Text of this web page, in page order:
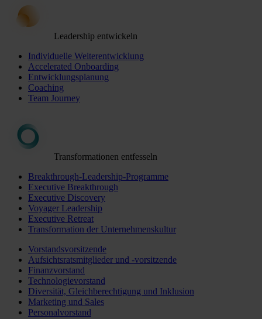
Leadership entwickeln
Individuelle Weiterentwicklung
Accelerated Onboarding
Entwicklungsplanung
Coaching
Team Journey
Transformationen entfesseln
Breakthrough-Leadership-Programme
Executive Breakthrough
Executive Discovery
Voyager Leadership
Executive Retreat
Transformation der Unternehmenskultur
Vorstandsvorsitzende
Aufsichtsratsmitglieder und -vorsitzende
Finanzvorstand
Technologievorstand
Diversität, Gleichberechtigung und Inklusion
Marketing und Sales
Personalvorstand